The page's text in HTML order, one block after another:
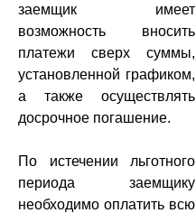
заемщик имеет
возможность вносить
платежи сверх суммы,
установленной графиком,
а также осуществлять
досрочное погашение.
По истечении льготного
периода заемщику
необходимо оплатить всю